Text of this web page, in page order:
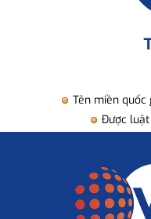
Tên miền quốc
Được